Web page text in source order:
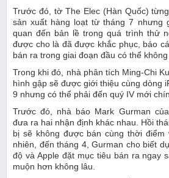
Trước đó, tờ The Elec (Hàn Quốc)
sản xuất hàng loạt từ tháng 7 nhưng
quan đến bản lề trong quá trình thử
được cho là đã được khắc phục, báo
bán ra trong giai đoạn đầu có thể không
Trong khi đó, nhà phân tích Ming-Chi
hình gập sẽ được giới thiệu cùng dòng
9 nhưng có thể phải đến quý IV mới
Trước đó, nhà báo Mark Gurman
đưa ra hai nhận định khác nhau. Hồi
bị sẽ không được bán cùng thời điểm
nhiên, đến tháng 4, Gurman cho biết
độ và Apple đặt mục tiêu bán ra ngay
muộn hơn không lâu.